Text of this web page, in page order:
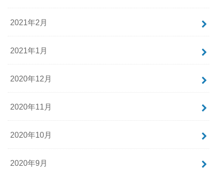
2021年2月
2021年1月
2020年12月
2020年11月
2020年10月
2020年9月